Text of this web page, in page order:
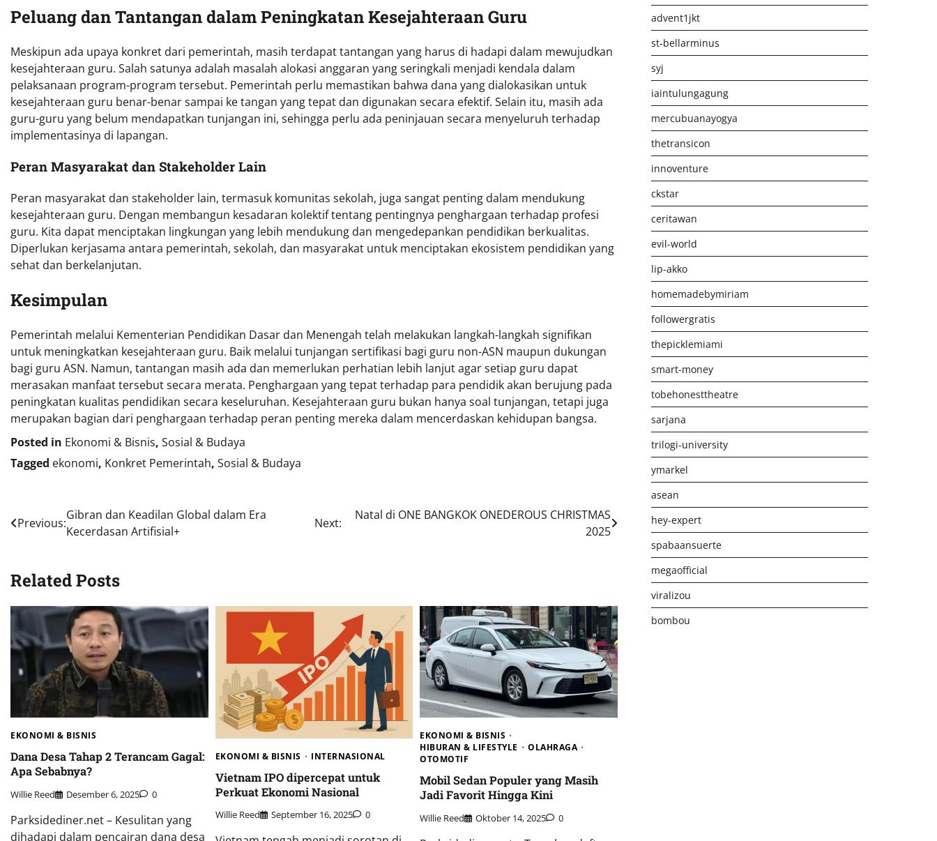
Peluang dan Tantangan dalam Peningkatan Kesejahteraan Guru
Meskipun ada upaya konkret dari pemerintah, masih terdapat tantangan yang harus di hadapi dalam mewujudkan
kesejahteraan guru. Salah satunya adalah masalah alokasi anggaran yang seringkali menjadi kendala dalam
pelaksanaan program-program tersebut. Pemerintah perlu memastikan bahwa dana yang dialokasikan untuk
kesejahteraan guru benar-benar sampai ke tangan yang tepat dan digunakan secara efektif. Selain itu, masih ada
guru-guru yang belum mendapatkan tunjangan ini, sehingga perlu ada peninjauan secara menyeluruh terhadap
implementasinya di lapangan.
Peran Masyarakat dan Stakeholder Lain
Peran masyarakat dan stakeholder lain, termasuk komunitas sekolah, juga sangat penting dalam mendukung
kesejahteraan guru. Dengan membangun kesadaran kolektif tentang pentingnya penghargaan terhadap profesi
guru. Kita dapat menciptakan lingkungan yang lebih mendukung dan mengedepankan pendidikan berkualitas.
Diperlukan kerjasama antara pemerintah, sekolah, dan masyarakat untuk menciptakan ekosistem pendidikan yang
sehat dan berkelanjutan.
Kesimpulan
Pemerintah melalui Kementerian Pendidikan Dasar dan Menengah telah melakukan langkah-langkah signifikan
untuk meningkatkan kesejahteraan guru. Baik melalui tunjangan sertifikasi bagi guru non-ASN maupun dukungan
bagi guru ASN. Namun, tantangan masih ada dan memerlukan perhatian lebih lanjut agar setiap guru dapat
merasakan manfaat tersebut secara merata. Penghargaan yang tepat terhadap para pendidik akan berujung pada
peningkatan kualitas pendidikan secara keseluruhan. Kesejahteraan guru bukan hanya soal tunjangan, tetapi juga
merupakan bagian dari penghargaan terhadap peran penting mereka dalam mencerdaskan kehidupan bangsa.
Posted in Ekonomi & Bisnis, Sosial & Budaya
Tagged ekonomi, Konkret Pemerintah, Sosial & Budaya
Navigasi
Previous:
Gibran dan Keadilan Global dalam Era
Kecerdasan Artifisial+
Next:
Natal di ONE BANGKOK ONEDEROUS CHRISTMAS
2025
Related Posts
EKONOMI & BISNIS
Dana Desa Tahap 2 Terancam Gagal:
Apa Sebabnya?
Willie Reed Desember 6, 2025 0
Parksidediner.net – Kesulitan yang
dihadapi dalam pencairan dana desa
EKONOMI & BISNIS INTERNASIONAL
Vietnam IPO dipercepat untuk
Perkuat Ekonomi Nasional
Willie Reed September 16, 2025 0
EKONOMI & BISNIS
HIBURAN & LIFESTYLE
OLAHRAGA
OTOMOTIF
Mobil Sedan Populer yang Masih
Jadi Favorit Hingga Kini
Willie Reed Oktober 14, 2025 0
advent1jkt
st-bellarminus
syj
iaintulungagung
mercubuanayogya
thetransicon
innoventure
ckstar
ceritawan
evil-world
lip-akko
homemadebymiriam
followergratis
thepicklemiami
smart-money
tobehonesttheatre
sarjana
trilogi-university
ymarkel
asean
hey-expert
spabaansuerte
megaofficial
viralizou
bombou
Distribusi Game Online Modern